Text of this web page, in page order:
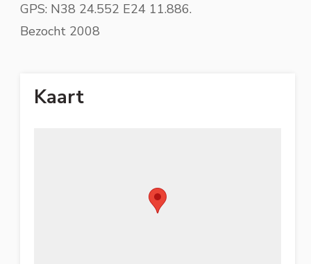
GPS: N38 24.552 E24 11.886.
Bezocht 2008
Kaart